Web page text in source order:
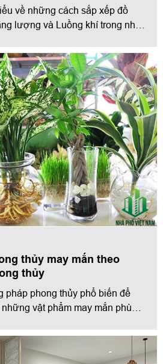
về những cách sắp xếp đồ
lượng và Luồng khí trong nhà
thủy may mắn theo
thủy
pháp phong thủy phổ biến để
vật phẩm may mắn phù